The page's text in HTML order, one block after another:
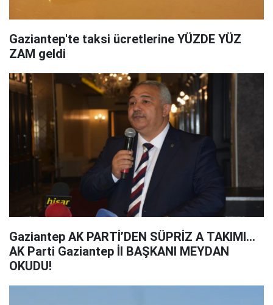
Gaziantep'te taksi ücretlerine YÜZDE YÜZ
ZAM geldi
Gaziantep AK PARTİ’DEN SÜPRİZ A TAKIMI...
AK Parti Gaziantep İl BAŞKANI MEYDAN
OKUDU!